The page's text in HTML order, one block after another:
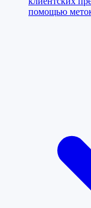
помощью